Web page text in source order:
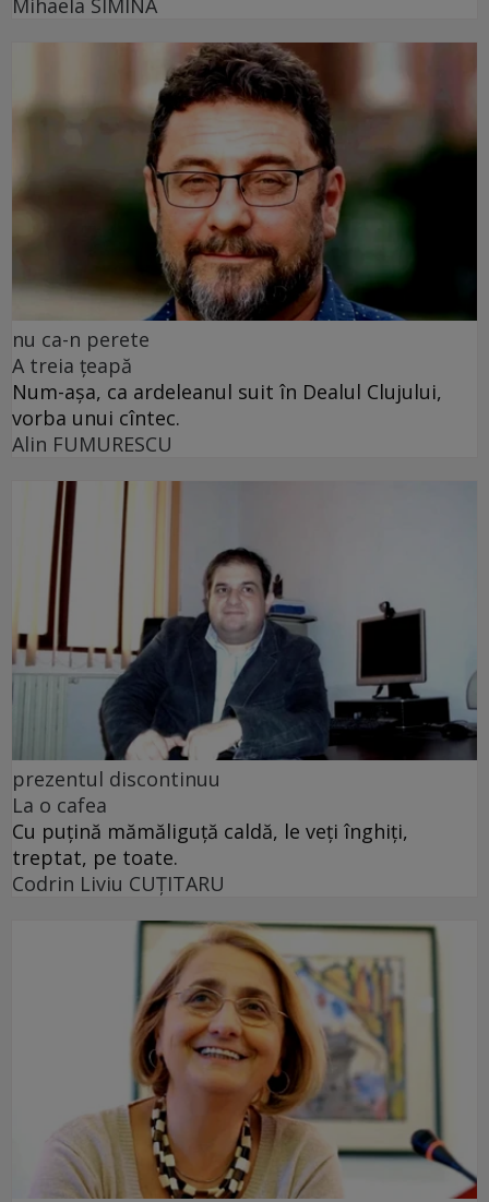
nu ca-n perete
A treia țeapă
Num-așa, ca ardeleanul suit în Dealul Clujului,
vorba unui cîntec.
Alin FUMURESCU
prezentul discontinuu
La o cafea
Cu puţină mămăliguţă caldă, le veţi înghiţi,
treptat, pe toate.
Codrin Liviu CUŢITARU